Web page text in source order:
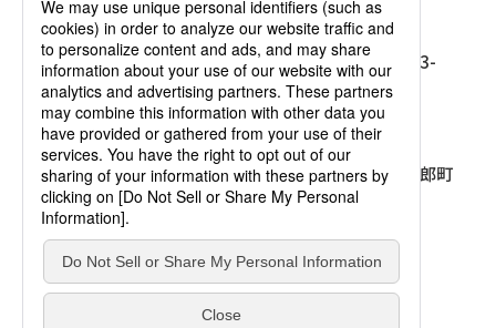
TEL：03-3263-3959／FAX：03-3263-3116
麹町店
〒102-0093 東京都千代田区平河町1-3-
13 8F［アクセス］
TEL：03-3239-8673／FAX：03-3263-
3116
大阪店
〒541-0056 大阪府大阪市中央区久太郎町
4-2-10
大西ビルディング 1階［
TEL：06-4256-2684／FAX：03-6733-
7887